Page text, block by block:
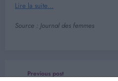
Lire la suite…
Source : Journal des femmes
Previous post